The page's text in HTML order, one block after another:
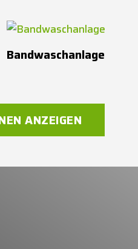
Bandwaschanlage
ANZEIGEN